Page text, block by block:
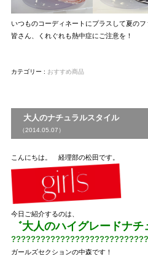
いつものコーディネートにプラスして夏の
皆さん、くれぐれも熱中症にご注意を！
カテゴリー : おすすめ商品
大人のナチュラルスタイル
（2014.05.07）
こんにちは。 経理部の松田です。
今日ご紹介するのは、
゛大人のハイグレードナチ
ガールズセクションの中森です！